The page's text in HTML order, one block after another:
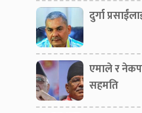
दुर्गा
एमाले र
सहमति